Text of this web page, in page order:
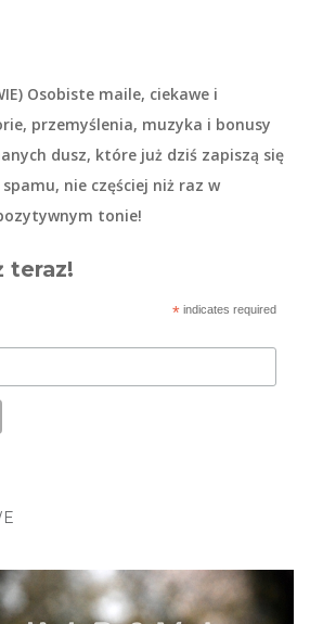
Osobiste maile, ciekawe i
przemyślenia, muzyka i bonusy
dusz, które już dziś zapiszą się
spamu, nie częściej niż raz w
tonie!
teraz!
*indicates required